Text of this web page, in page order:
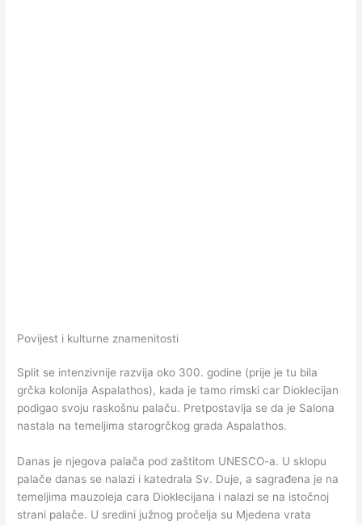
Povijest i kulturne znamenitosti
Split se intenzivnije razvija oko 300. godine (prije je tu bila
grčka kolonija Aspalathos), kada je tamo rimski car Dioklecijan
podigao svoju raskošnu palaču. Pretpostavlja se da je Salona
nastala na temeljima starogrčkog grada Aspalathos.
Danas je njegova palača pod zaštitom UNESCO-a. U sklopu
palače danas se nalazi i katedrala Sv. Duje, a sagrađena je na
temeljima mauzoleja cara Dioklecijana i nalazi se na istočnoj
strani palače. U sredini južnog pročelja su Mjedena vrata